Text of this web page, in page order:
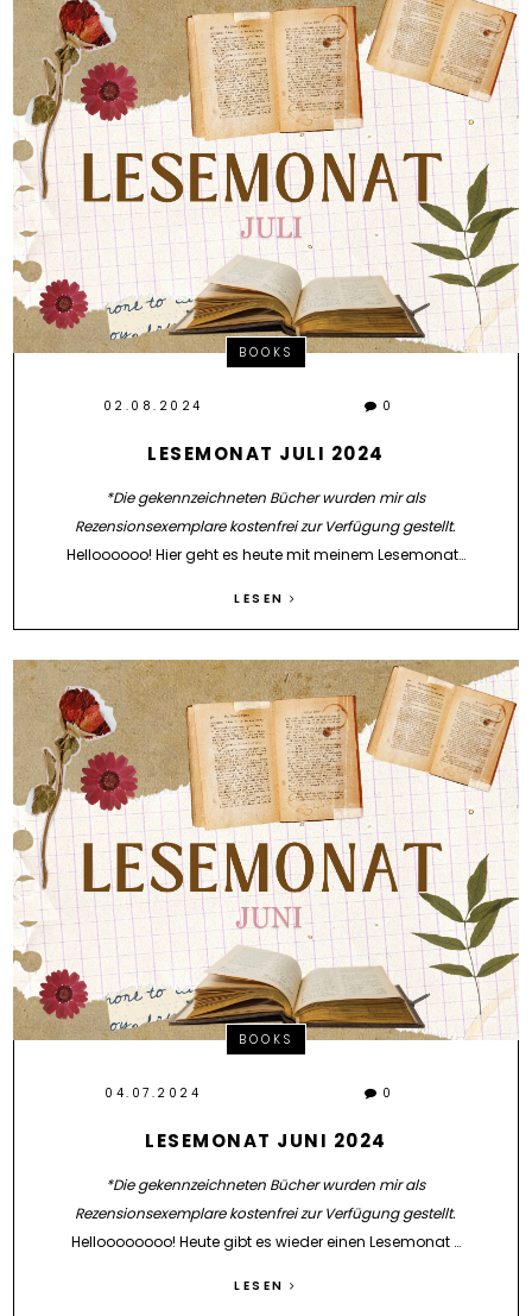
BOOKS
02.08.2024 0
LESEMONAT JULI 2024
*Die gekennzeichneten Bücher wurden mir als
Rezensionsexemplare kostenfrei zur Verfügung gestellt.
Helloooooo! Hier geht es heute mit meinem Lesemonat…
LESEN
BOOKS
04.07.2024 0
LESEMONAT JUNI 2024
*Die gekennzeichneten Bücher wurden mir als
Rezensionsexemplare kostenfrei zur Verfügung gestellt.
Helloooooooo! Heute gibt es wieder einen Lesemonat …
LESEN